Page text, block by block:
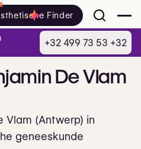
Finder
DeVlam
Vlam (Antwerp) in
geneeskunde
+32 499 73 53 +32